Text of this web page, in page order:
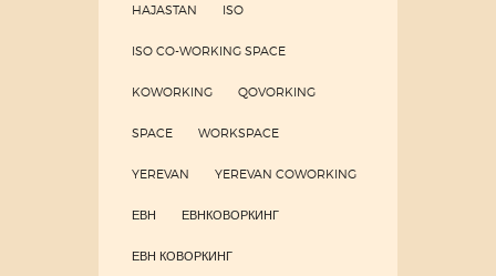
HAJASTAN ISO
ISO CO-WORKING SPACE
KOWORKING QOVORKING
SPACE WORKSPACE
YEREVAN YEREVAN COWORKING
ЕВН ЕВНКОВОРКИНГ
ЕВН КОВОРКИНГ